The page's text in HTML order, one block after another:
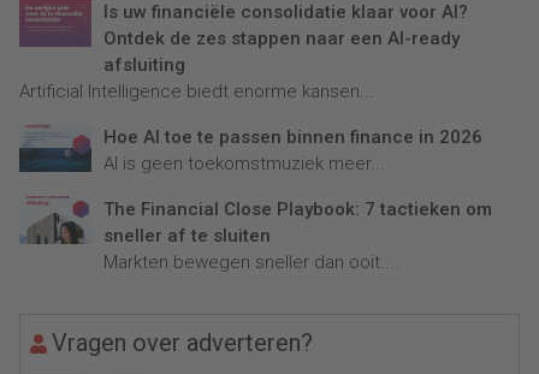
Is uw financiële consolidatie klaar voor AI?
Ontdek de zes stappen naar een AI-ready
afsluiting
Artificial Intelligence biedt enorme kansen...
Hoe AI toe te passen binnen finance in 2026
AI is geen toekomstmuziek meer...
The Financial Close Playbook: 7 tactieken om
sneller af te sluiten
Markten bewegen sneller dan ooit....
Vragen over adverteren?